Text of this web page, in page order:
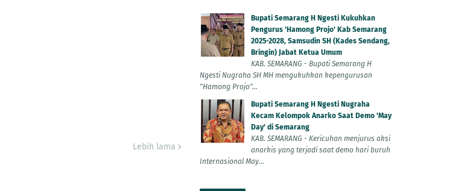
Lebih lama
Bupati Semarang H Ngesti Kukuhkan
Pengurus 'Hamong Projo' Kab Semarang
2025-2028, Samsudin SH (Kades Sendang,
Bringin) Jabat Ketua Umum
KAB. SEMARANG - Bupati Semarang H
Ngesti Nugraha SH MH mengukuhkan kepengurusan
"Hamong Projo"...
Bupati Semarang H Ngesti Nugraha
Kecam Kelompok Anarko Saat Demo 'May
Day' di Semarang
KAB. SEMARANG - Kericuhan menjurus aksi
anarkis yang terjadi saat demo hari buruh
Internasional May...